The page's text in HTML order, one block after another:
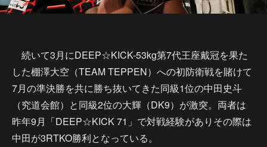
続いて3月にDEEP☆KICK-53kg第7代王座戴冠を果た
した棚澤大空（TEAM TEPPEN）への初防衛戦を賭けて
7月の準決勝を共に勝ち抜いてきた同級1位の中田史斗
（究道会館）と同級2位の大輝（DK9）が激突。両者は
昨年9月「DEEP☆KICK 71」で対戦経験がありその際は
中田が3RTKO勝利となっている。